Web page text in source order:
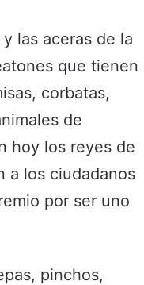
las aceras de la
que tienen
corbatas,
de
hoy los reyes de
a los ciudadanos
por ser uno
pinchos,